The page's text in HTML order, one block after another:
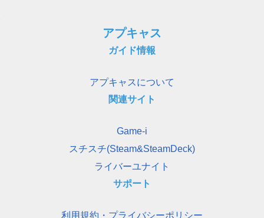
アプキャス
ガイド情報
アプキャスについて
関連サイト
Game-i
スチスチ(Steam&SteamDeck)
ライバーユナイト
サポート
利用規約・プライバシーポリシー